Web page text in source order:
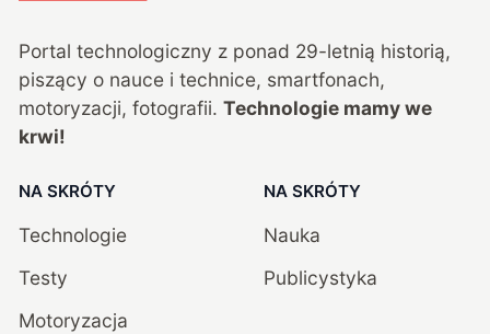
Portal technologiczny z ponad 29-letnią historią,
piszący o nauce i technice, smartfonach,
motoryzacji, fotografii. Technologie mamy we
krwi!
NA SKRÓTY
Technologie
Testy
Motoryzacja
NA SKRÓTY
Nauka
Publicystyka